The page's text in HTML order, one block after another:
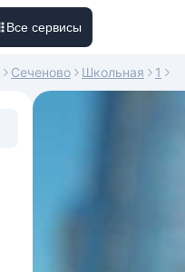
Все сервисы
Сеченово Школьная 1